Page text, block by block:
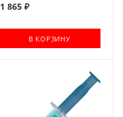
1 865₽
В КОРЗИНУ